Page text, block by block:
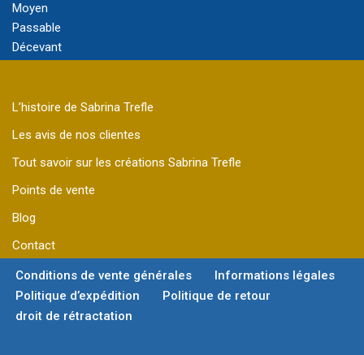
Moyen
Passable
Décevant
L’histoire de Sabrina Trefle
Les avis de nos clientes
Tout savoir sur les créations Sabrina Trefle
Points de vente
Blog
Contact
Conditions de vente générales
Informations légales
Politique d’expédition
Politique de retour
droit de rétractation